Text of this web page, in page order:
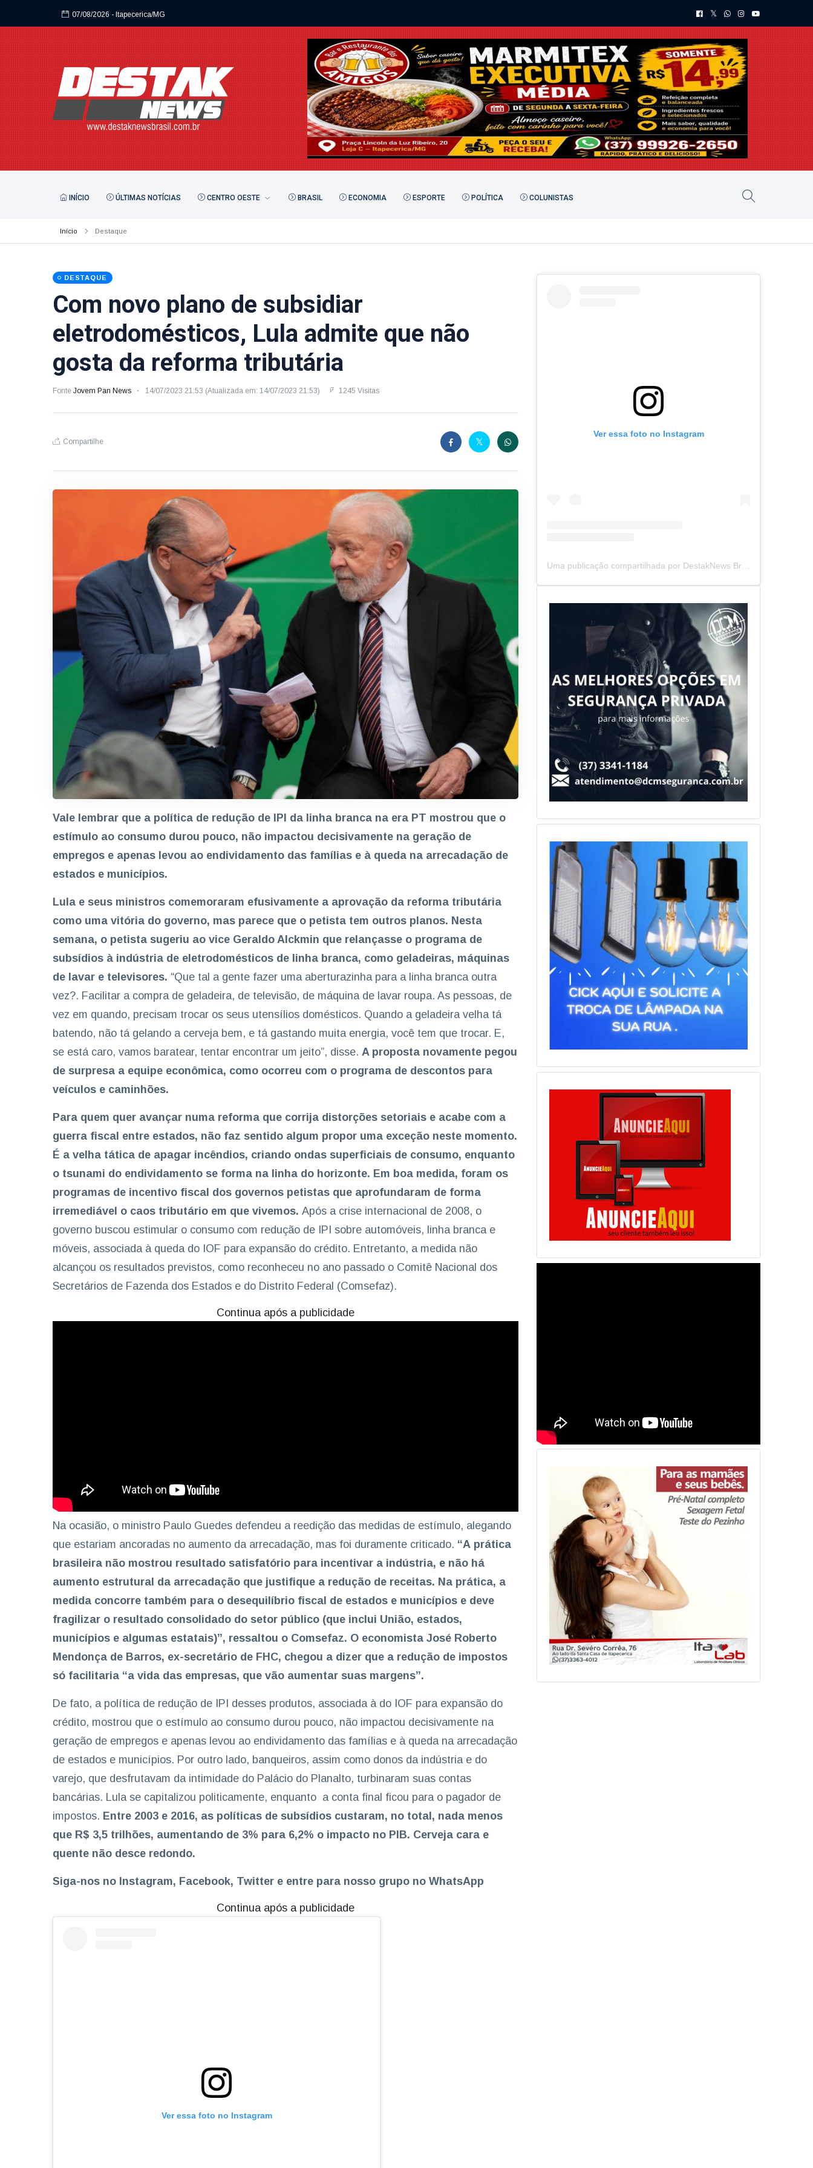
07/08/2026 - Itapecerica/MG
INÍCIO ÚLTIMAS NOTÍCIAS CENTRO OESTE BRASIL ECONOMIA ESPORTE POLÍTICA COLUNISTAS
Início Destaque
DESTAQUE
Com novo plano de subsidiar
eletrodomésticos, Lula admite que não
gosta da reforma tributária
Fonte Jovem Pan News 14/07/2023 21:53 (Atualizada em: 14/07/2023 21:53) 1245 Visitas
Compartilhe
Vale lembrar que a política de redução de IPI da linha branca na era PT mostrou que o
estímulo ao consumo durou pouco, não impactou decisivamente na geração de
empregos e apenas levou ao endividamento das famílias e à queda na arrecadação de
estados e municípios.
Lula e seus ministros comemoraram efusivamente a aprovação da reforma tributária
como uma vitória do governo, mas parece que o petista tem outros planos. Nesta
semana, o petista sugeriu ao vice Geraldo Alckmin que relançasse o programa de
subsídios à indústria de eletrodomésticos de linha branca, como geladeiras, máquinas
de lavar e televisores. “Que tal a gente fazer uma aberturazinha para a linha branca outra
vez?. Facilitar a compra de geladeira, de televisão, de máquina de lavar roupa. As pessoas, de
vez em quando, precisam trocar os seus utensílios domésticos. Quando a geladeira velha tá
batendo, não tá gelando a cerveja bem, e tá gastando muita energia, você tem que trocar. E,
se está caro, vamos baratear, tentar encontrar um jeito”, disse. A proposta novamente pegou
de surpresa a equipe econômica, como ocorreu com o programa de descontos para
veículos e caminhões.
Para quem quer avançar numa reforma que corrija distorções setoriais e acabe com a
guerra fiscal entre estados, não faz sentido algum propor uma exceção neste momento.
É a velha tática de apagar incêndios, criando ondas superficiais de consumo, enquanto
o tsunami do endividamento se forma na linha do horizonte. Em boa medida, foram os
programas de incentivo fiscal dos governos petistas que aprofundaram de forma
irremediável o caos tributário em que vivemos. Após a crise internacional de 2008, o
governo buscou estimular o consumo com redução de IPI sobre automóveis, linha branca e
móveis, associada à queda do IOF para expansão do crédito. Entretanto, a medida não
alcançou os resultados previstos, como reconheceu no ano passado o Comitê Nacional dos
Secretários de Fazenda dos Estados e do Distrito Federal (Comsefaz).
Continua após a publicidade
Na ocasião, o ministro Paulo Guedes defendeu a reedição das medidas de estímulo, alegando
que estariam ancoradas no aumento da arrecadação, mas foi duramente criticado. “A prática
brasileira não mostrou resultado satisfatório para incentivar a indústria, e não há
aumento estrutural da arrecadação que justifique a redução de receitas. Na prática, a
medida concorre também para o desequilíbrio fiscal de estados e municípios e deve
fragilizar o resultado consolidado do setor público (que inclui União, estados,
municípios e algumas estatais)”, ressaltou o Comsefaz. O economista José Roberto
Mendonça de Barros, ex-secretário de FHC, chegou a dizer que a redução de impostos
só facilitaria “a vida das empresas, que vão aumentar suas margens”.
De fato, a política de redução de IPI desses produtos, associada à do IOF para expansão do
crédito, mostrou que o estímulo ao consumo durou pouco, não impactou decisivamente na
geração de empregos e apenas levou ao endividamento das famílias e à queda na arrecadação
de estados e municípios. Por outro lado, banqueiros, assim como donos da indústria e do
varejo, que desfrutavam da intimidade do Palácio do Planalto, turbinaram suas contas
bancárias. Lula se capitalizou politicamente, enquanto a conta final ficou para o pagador de
impostos. Entre 2003 e 2016, as políticas de subsídios custaram, no total, nada menos
que R$ 3,5 trilhões, aumentando de 3% para 6,2% o impacto no PIB. Cerveja cara e
quente não desce redondo.
Siga-nos no Instagram, Facebook, Twitter e entre para nosso grupo no WhatsApp
Continua após a publicidade
Ver essa foto no Instagram
Ver essa foto no Instagram